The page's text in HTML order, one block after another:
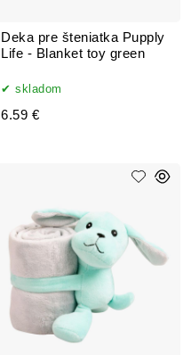
Deka pre šteniatka Pupply
Life - Blanket toy green
skladom
6.59 €